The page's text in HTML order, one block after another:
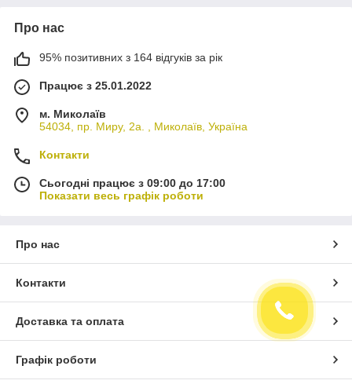
Про нас
95% позитивних з 164 відгуків за рік
Працює з 25.01.2022
м. Миколаїв
54034, пр. Миру, 2а. , Миколаїв, Україна
Контакти
Сьогодні працює з 09:00 до 17:00
Показати весь графік роботи
Про нас
Контакти
Доставка та оплата
Графік роботи